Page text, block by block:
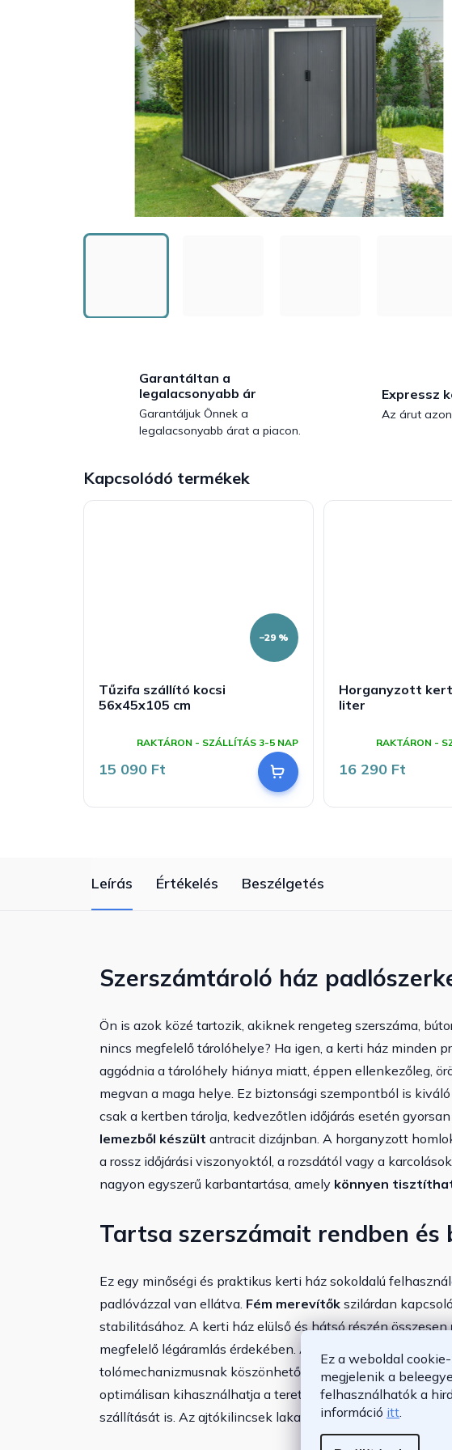
Ez a weboldal
megjelenik a
felhasználhatók a
információ itt
Garantáltan a
legalacsonyabb ár
Garantáljuk Önnek a
legalacsonyabb árat a piacon.
Expressz
Az árut
Kapcsolódó termékek
–29 %
Tűzifa szállító kocsi
56x45x105 cm
termék
értékelése
5-
5,0
RAKTÁRON - SZÁLLÍTÁS 3-5 NAP
15 090 Ft
Horganyzott
liter
termék
értékelése
5-
5,0
RAKTÁRON -
16 290 Ft
Leírás Értékelés Beszélgetés
Szerszámtároló ház
Ön is azok közé tartozik, akiknek rengeteg szerszáma,
nincs megfelelő tárolóhelye? Ha igen, a kerti ház minden
aggódnia a tárolóhely hiánya miatt, éppen ellenkezőleg,
megvan a maga helye. Ez biztonsági szempontból is
csak a kertben tárolja, kedvezőtlen időjárás esetén
lemezből készült antracit dizájnban. A horganyzott
a rossz időjárási viszonyoktól, a rozsdától vagy a
nagyon egyszerű karbantartása, amely könnyen
Tartsa szerszámait rendben és
Ez egy minőségi és praktikus kerti ház sokoldalú
padlóvázzal van ellátva. Fém merevítők szilárdan
stabilitásához. A kerti ház elülső és hátsó részén összesen
megfelelő légáramlás érdekében. A kerti ház széles,
tolómechanizmusnak köszönhetően az ajtókat könnyen
optimálisan kihasználhatja a teret. A 96 cm széles nyílás
szállítását is. Az ajtókilincsek lakattal is zárhatók.